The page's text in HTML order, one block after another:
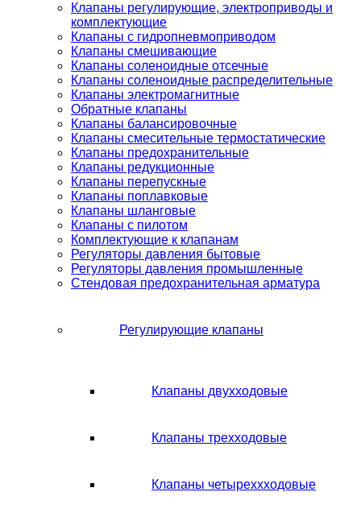
Клапаны регулирующие, электроприводы и
комплектующие
Клапаны с гидропневмоприводом
Клапаны смешивающие
Клапаны соленоидные отсечные
Клапаны соленоидные распределительные
Клапаны электромагнитные
Обратные клапаны
Клапаны балансировочные
Клапаны смесительные термостатические
Клапаны предохранительные
Клапаны редукционные
Клапаны перепускные
Клапаны поплавковые
Клапаны шланговые
Клапаны с пилотом
Комплектующие к клапанам
Регуляторы давления бытовые
Регуляторы давления промышленные
Стендовая предохранительная арматура
Регулирующие клапаны
Клапаны двухходовые
Клапаны трехходовые
Клапаны четыреххходовые